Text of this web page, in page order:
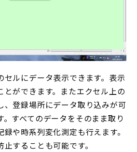
セルにデータ表示できます。表示
とができます。またエクセル上の
、登録場所にデータ取り込みが可
すべてのデータをそのまま取り
や時系列変化測定も行えます。
することも可能です。